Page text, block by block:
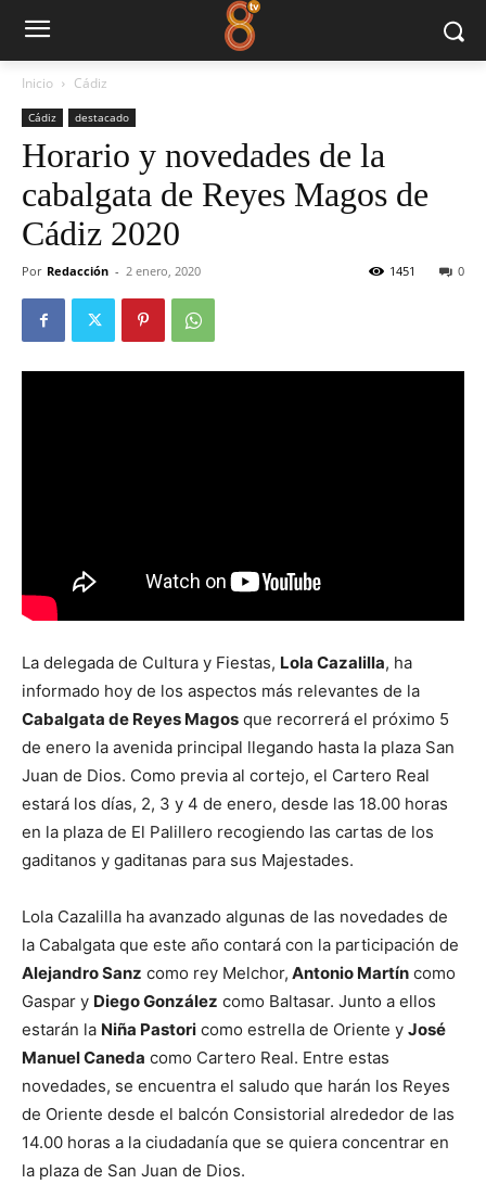
Inicio Cádiz
Cádiz destacado
Horario y novedades de la
cabalgata de Reyes Magos de
Cádiz 2020
Por Redacción - 2 enero, 2020 0
1451
La delegada de Cultura y Fiestas, Lola Cazalilla, ha
informado hoy de los aspectos más relevantes de la
Cabalgata de Reyes Magos que recorrerá el próximo 5
de enero la avenida principal llegando hasta la plaza San
Juan de Dios. Como previa al cortejo, el Cartero Real
estará los días, 2, 3 y 4 de enero, desde las 18.00 horas
en la plaza de El Palillero recogiendo las cartas de los
gaditanos y gaditanas para sus Majestades.
Lola Cazalilla ha avanzado algunas de las novedades de
la Cabalgata que este año contará con la participación de
Alejandro Sanz como rey Melchor, Antonio Martín como
Gaspar y Diego González como Baltasar. Junto a ellos
estarán la Niña Pastori como estrella de Oriente y José
Manuel Caneda como Cartero Real. Entre estas
novedades, se encuentra el saludo que harán los Reyes
de Oriente desde el balcón Consistorial alrededor de las
14.00 horas a la ciudadanía que se quiera concentrar en
la plaza de San Juan de Dios.